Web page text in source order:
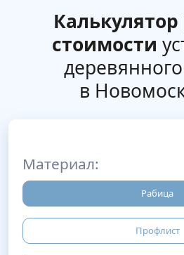
Калькулятор
стоимости
в
Материал:
Рабица
Профлист